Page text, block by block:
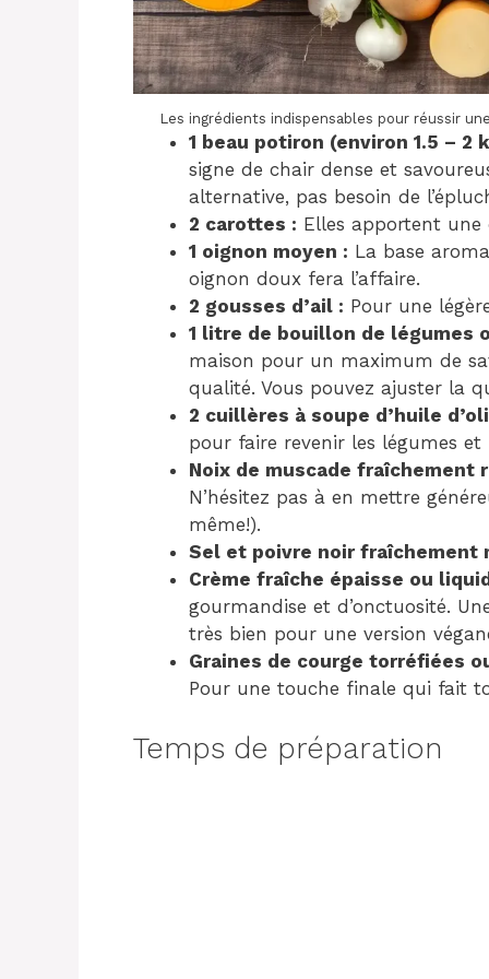
Les ingrédients indispensables pour réussir
1 beau potiron (environ 1.5 – 2
signe de chair dense et
alternative, pas besoin de
2 carottes : Elles apportent
1 oignon moyen : La base
oignon doux fera l’affaire.
2 gousses d’ail : Pour une
1 litre de bouillon de légumes
maison pour un maximum de
qualité. Vous pouvez ajuster la
2 cuillères à soupe d’huile
pour faire revenir les légumes
Noix de muscade fraîchement
N’hésitez pas à en mettre
même!).
Sel et poivre noir fraîchement
Crème fraîche épaisse ou
gourmandise et d’onctuosité.
très bien pour une version
Graines de courge torréfiées
Pour une touche finale qui fait
Temps de préparation